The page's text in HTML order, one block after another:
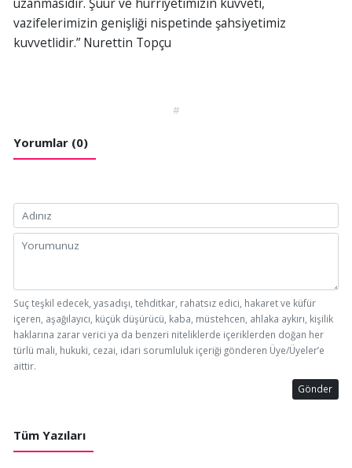
vazifelerimizin genişliği nispetinde şahsiyetimiz
kuvvetlidir.” Nurettin Topçu
#
Yorumlar (0)
Suç teşkil edecek, yasadışı, tehditkar, rahatsız edici, hakaret ve küfür
içeren, aşağılayıcı, küçük düşürücü, kaba, müstehcen, ahlaka aykırı, kişilik
haklarına zarar verici ya da benzeri niteliklerde içeriklerden doğan her
türlü mali, hukuki, cezai, idari sorumluluk içeriği gönderen Üye/Üyeler’e
aittir.
Gönder
Tüm Yazıları